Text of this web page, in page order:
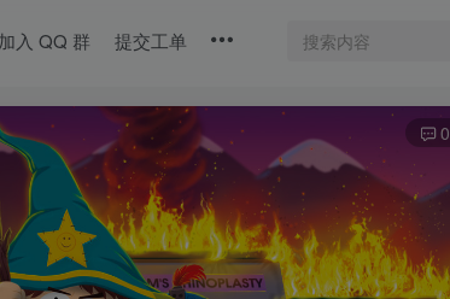
加入 QQ 群 提交工单
0